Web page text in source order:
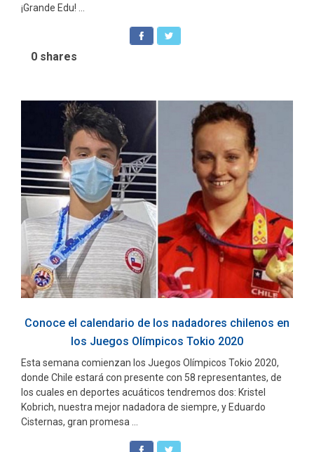
¡Grande Edu! ...
0 shares
Conoce el calendario de los nadadores chilenos en
los Juegos Olímpicos Tokio 2020
Esta semana comienzan los Juegos Olímpicos Tokio 2020,
donde Chile estará con presente con 58 representantes, de
los cuales en deportes acuáticos tendremos dos: Kristel
Kobrich, nuestra mejor nadadora de siempre, y Eduardo
Cisternas, gran promesa ...